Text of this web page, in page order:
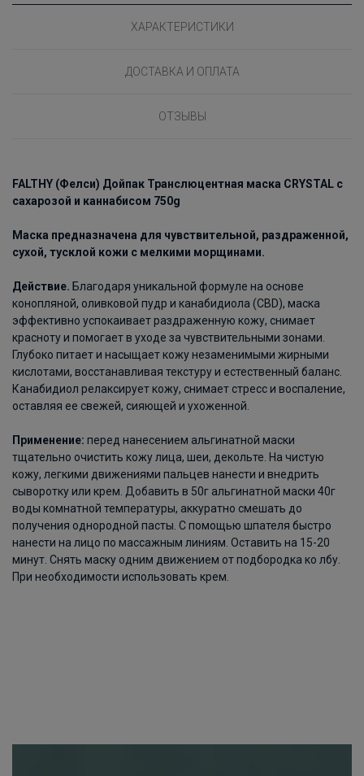
ХАРАКТЕРИСТИКИ
ДОСТАВКА И ОПЛАТА
ОТЗЫВЫ
FALTHY (Фелси) Дойпак Транслюцентная маска CRYSTAL с
сахарозой и каннабисом 750g
Маска предназначена для чувствительной, раздраженной,
сухой, тусклой кожи с мелкими морщинами.
Действие. Благодаря уникальной формуле на основе
конопляной, оливковой пудр и канабидиола (CBD), маска
эффективно успокаивает раздраженную кожу, снимает
красноту и помогает в уходе за чувствительными зонами.
Глубоко питает и насыщает кожу незаменимыми жирными
кислотами, восстанавливая текстуру и естественный баланс.
Канабидиол релаксирует кожу, снимает стресс и воспаление,
оставляя ее свежей, сияющей и ухоженной.
Применение: перед нанесением альгинатной маски
тщательно очистить кожу лица, шеи, декольте. На чистую
кожу, легкими движениями пальцев нанести и внедрить
сыворотку или крем. Добавить в 50г альгинатной маски 40г
воды комнатной температуры, аккуратно смешать до
получения однородной пасты. С помощью шпателя быстро
нанести на лицо по массажным линиям. Оставить на 15-20
минут. Снять маску одним движением от подбородка ко лбу.
При необходимости использовать крем.